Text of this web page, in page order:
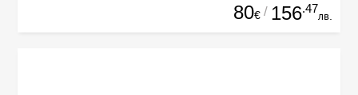
80€ / 156.47
лв.